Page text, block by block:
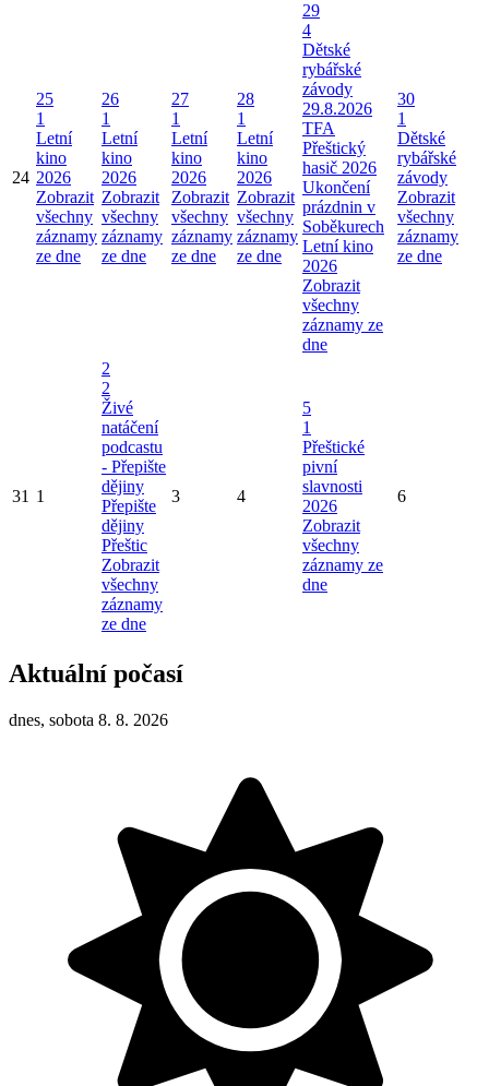
24
25
1
Letní
kino
2026
Zobrazit
všechny
záznamy
ze dne
26
1
Letní
kino
2026
Zobrazit
všechny
záznamy
ze dne
27
1
Letní
kino
2026
Zobrazit
všechny
záznamy
ze dne
28
1
Letní
kino
2026
Zobrazit
všechny
záznamy
ze dne
29
4
Dětské
rybářské
závody
29.8.2026
TFA
Přeštický
hasič 2026
Ukončení
prázdnin v
Soběkurech
Letní kino
2026
Zobrazit
všechny
záznamy ze
dne
30
1
Dětské
rybářské
závody
Zobrazit
všechny
záznamy
ze dne
31 1
2
2
Živé
natáčení
podcastu
- Přepište
dějiny
Přepište
dějiny
Přeštic
Zobrazit
všechny
záznamy
ze dne
3 4
5
1
Přeštické
pivní
slavnosti
2026
Zobrazit
všechny
záznamy ze
dne
6
Aktuální počasí
dnes, sobota 8. 8. 2026